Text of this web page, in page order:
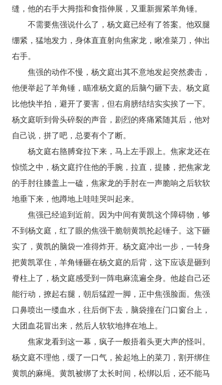
缝，他的右手大拇指和食指伸展，又重新握紧羊角锤。
不需要焦强说什么了，杨文庭已经有了答案。他双腿
绷紧，猛地发力，身体直直射向焦家龙，瞅准菜刀，伸出
右手。
焦强的动作不慢，杨文庭出其不意地发起突然袭击，
他便举起了羊角锤，瞄准杨文庭的后脑勺砸下去。杨文庭
比他快半拍，避开了要害，但右肩膀结结实实挨了一下。
杨文庭听到骨头碎裂的声音，剧烈的疼痛紧随其后，他对
自己说，拼了吧，总要有个了断。
杨文庭右胳膊耷拉下来，马上左手跟上。焦家龙还在
惊慌之中，杨文庭拧住他的手腕，拉直，提膝，把焦家龙
的手肘往膝盖上一磕，焦家龙的手肘在一声脆响之后软软
地垂下来，他蹲地上哇哇哭叫起来。
焦强已经追到近前。因为中间有黄凯这个障碍物，够
不到杨文庭，红了眼的焦强干脆朝黄凯抡起锤子。这下砸
实了，黄凯的脑袋一准得炸开。杨文庭冲出一步，一转身
把黄凯罩住，羊角锤砸在杨文庭的后背，这下应该是砸到
脊柱上了，杨文庭感受到一阵电麻流遍全身。他趁自己还
能行动，撩起右腿，朝后猛蹬一脚，正中焦强脸面。焦强
口鼻喷出一缕血水，往后倒下去，脑袋撞在门口窗台上，
大团血花冒出来，然后人软软地摔在地上。
焦家龙看到这一幕，疯子一般捂着头更大声的怪叫。
杨文庭不理他，缓了一口气，捡起地上的菜刀，割开绑住
黄凯的麻绳。黄凯被绑了太长时间，松绑以后，还不能马